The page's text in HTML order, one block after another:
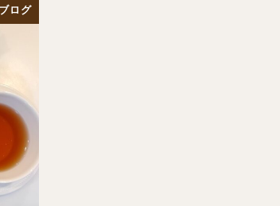
ブログ